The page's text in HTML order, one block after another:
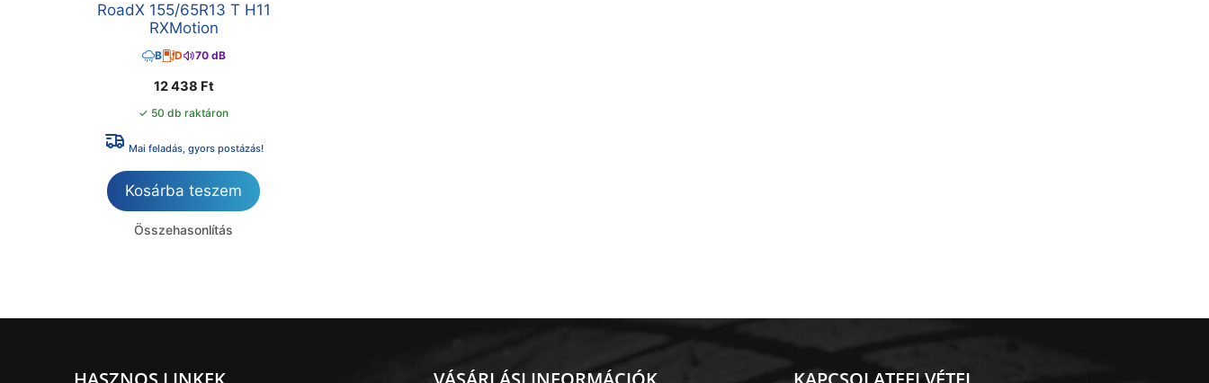
RoadX 155/65R13 T H11
RXMotion
B D 70 dB
12 438 Ft
✓ 50 db raktáron
Mai feladás, gyors postázás!
Kosárba teszem
Összehasonlítás